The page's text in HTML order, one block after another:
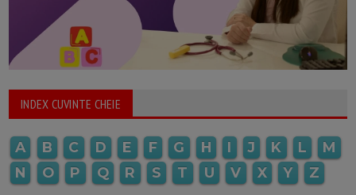
INDEX CUVINTE CHEIE
A B C D E F G H I J K L
M
N
O P Q R S T U V X Y Z